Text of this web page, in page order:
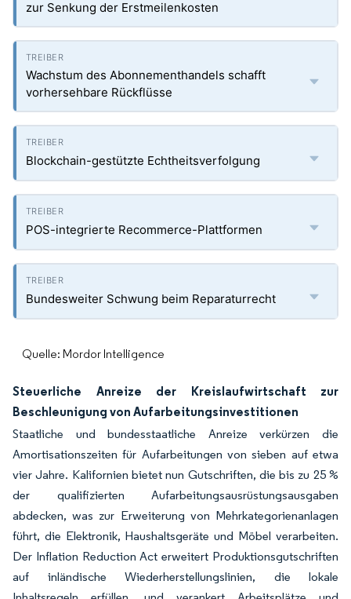
zur Senkung der Erstmeilenkosten
Wachstum des Abonnementhandels schafft
vorhersehbare Rückflüsse
Blockchain-gestützte Echtheitsverfolgung
POS-integrierte Recommerce-Plattformen
Bundesweiter Schwung beim Reparaturrecht
Quelle: Mordor Intelligence
Steuerliche Anreize der Kreislaufwirtschaft zur
Beschleunigung von Aufarbeitungsinvestitionen
Staatliche und bundesstaatliche Anreize verkürzen die
Amortisationszeiten für Aufarbeitungen von sieben auf etwa
vier Jahre. Kalifornien bietet nun Gutschriften, die bis zu 25 %
der qualifizierten Aufarbeitungsausrüstungsausgaben
abdecken, was zur Erweiterung von Mehrkatego­rienanlagen
führt, die Elektronik, Haushaltsgeräte und Möbel verarbeiten.
Der Inflation Reduction Act erweitert Produktionsgutschriften
auf inländische Wiederherstellungslinien, die lokale